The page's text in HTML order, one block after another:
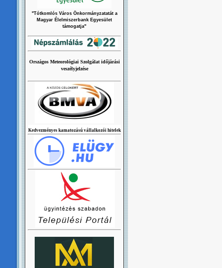
"Tótkomlós Város Önkormányzatatát a
Magyar Élelmiszerbank Egyesület
támogatja"
Országos Meteorológiai Szolgálat időjárási
veszélyjelzése
Kedvezményes kamatozású vállalkozói hitelek